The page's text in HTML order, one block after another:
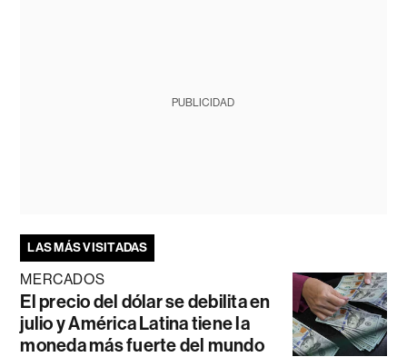
PUBLICIDAD
LAS MÁS VISITADAS
MERCADOS
El precio del dólar se debilita en
julio y América Latina tiene la
moneda más fuerte del mundo